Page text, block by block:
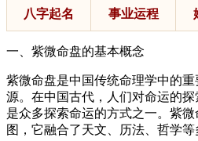
八字起名 事业运程
一、紫微命盘的基本概念
紫微命盘是中国传统命理学中的
源。在中国古代，人们对命运的
是众多探索命运的方式之一。紫
图，它融合了天文、历法、哲学等